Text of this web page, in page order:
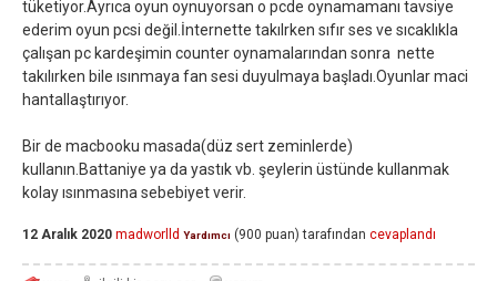
tüketiyor.Ayrıca oyun oynuyorsan o pcde oynamamanı tavsiye
ederim oyun pcsi değil.İnternette takılrken sıfır ses ve sıcaklıkla
çalışan pc kardeşimin counter oynamalarından sonra nette
takılırken bile ısınmaya fan sesi duyulmaya başladı.Oyunlar maci
hantallaştırıyor.
Bir de macbooku masada(düz sert zeminlerde)
kullanın.Battaniye ya da yastık vb. şeylerin üstünde kullanmak
kolay ısınmasına sebebiyet verir.
12 Aralık 2020 madworlld Yardımcı (900 puan) tarafından cevaplandı